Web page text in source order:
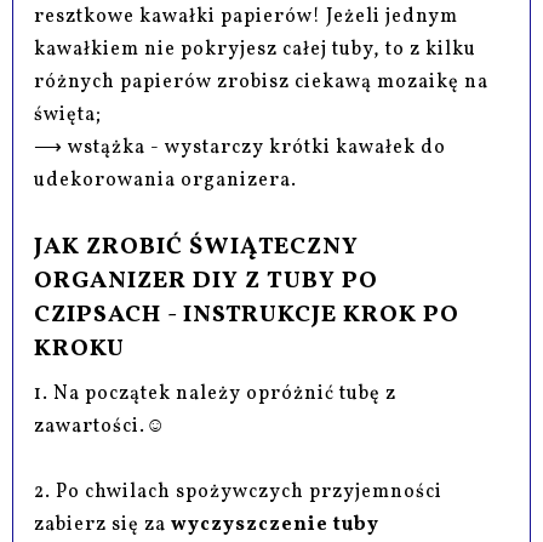
resztkowe kawałki papierów! Jeżeli jednym
kawałkiem nie pokryjesz całej tuby, to z kilku
różnych papierów zrobisz ciekawą mozaikę na
święta;
⟶ wstążka - wystarczy krótki kawałek do
udekorowania organizera.
JAK ZROBIĆ ŚWIĄTECZNY
ORGANIZER DIY Z TUBY PO
CZIPSACH - INSTRUKCJE KROK PO
KROKU
1. Na początek należy opróżnić tubę z
zawartości.☺
2. Po chwilach spożywczych przyjemności
zabierz się zawyczyszczenie tuby